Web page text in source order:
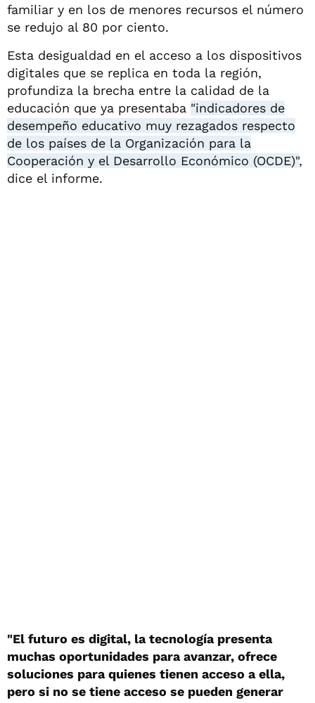
familiar y en los de menores recursos el número
se redujo al 80 por ciento.
Esta desigualdad en el acceso a los dispositivos
digitales que se replica en toda la región,
profundiza la brecha entre la calidad de la
educación que ya presentaba "indicadores de
desempeño educativo muy rezagados respecto
de los países de la Organización para la
Cooperación y el Desarrollo Económico (OCDE)",
dice el informe.
"El futuro es digital, la tecnología presenta
muchas oportunidades para avanzar, ofrece
soluciones para quienes tienen acceso a ella,
pero si no se tiene acceso se pueden generar